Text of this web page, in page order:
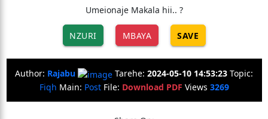
Umeionaje Makala hii.. ?
NZURI MBAYA SAVE
Author: Rajabu Tarehe: 2024-05-10 14:53:23 Topic:
Fiqh Main: PostFile: Download PDF Views 3269